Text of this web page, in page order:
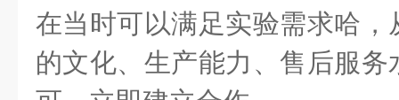
在当时可以满足实验需求哈
的文化、生产能力、售后服